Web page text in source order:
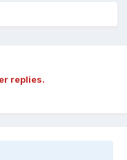
replies.